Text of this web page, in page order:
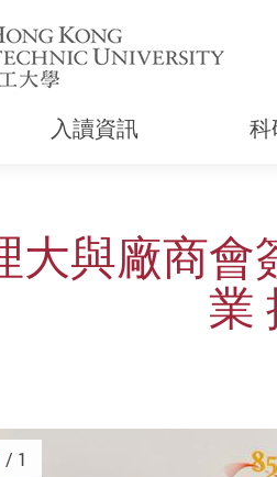
入讀資訊 科
大與廠商會
業
/ 1